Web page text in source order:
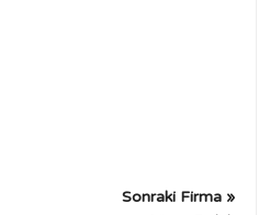
Sonraki Firma »